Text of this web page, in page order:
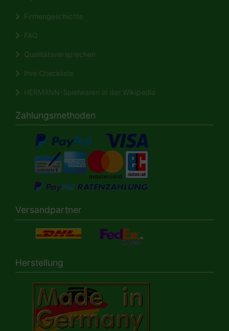
Firmengeschichte
FAQ
Qualitätsversprechen
Ihre Checkliste
HERMANN-Spielwaren in der Wikipedia
Zahlungsmethoden
Versandpartner
Herstellung